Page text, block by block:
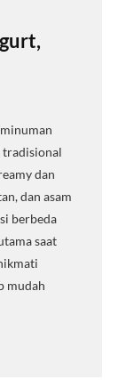
tradisional
dan
dan asam
berbeda
saat
mudah